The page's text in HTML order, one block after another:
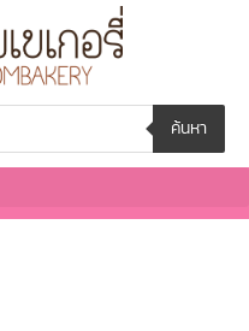
ค้นหา